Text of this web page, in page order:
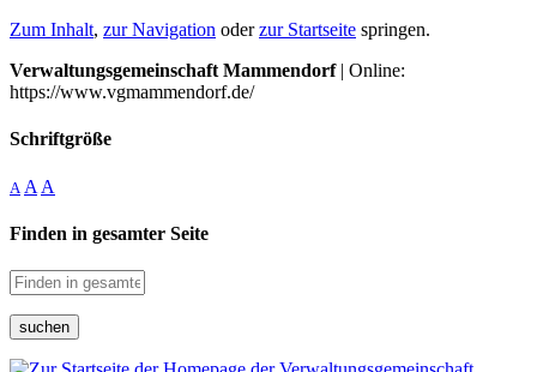
Zum Inhalt, zur Navigation oderzur Startseite springen.
Verwaltungsgemeinschaft Mammendorf| Online:
https://www.vgmammendorf.de/
Schriftgröße
A A A
Finden in gesamter Seite
suchen